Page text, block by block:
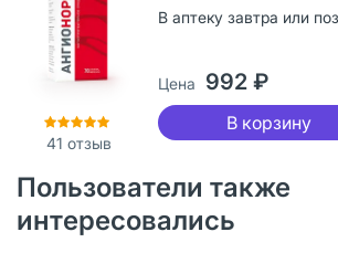
41 отзыв
В аптеку завтра или
Цена 992 ₽
В корзину
Пользователи также
интересовались